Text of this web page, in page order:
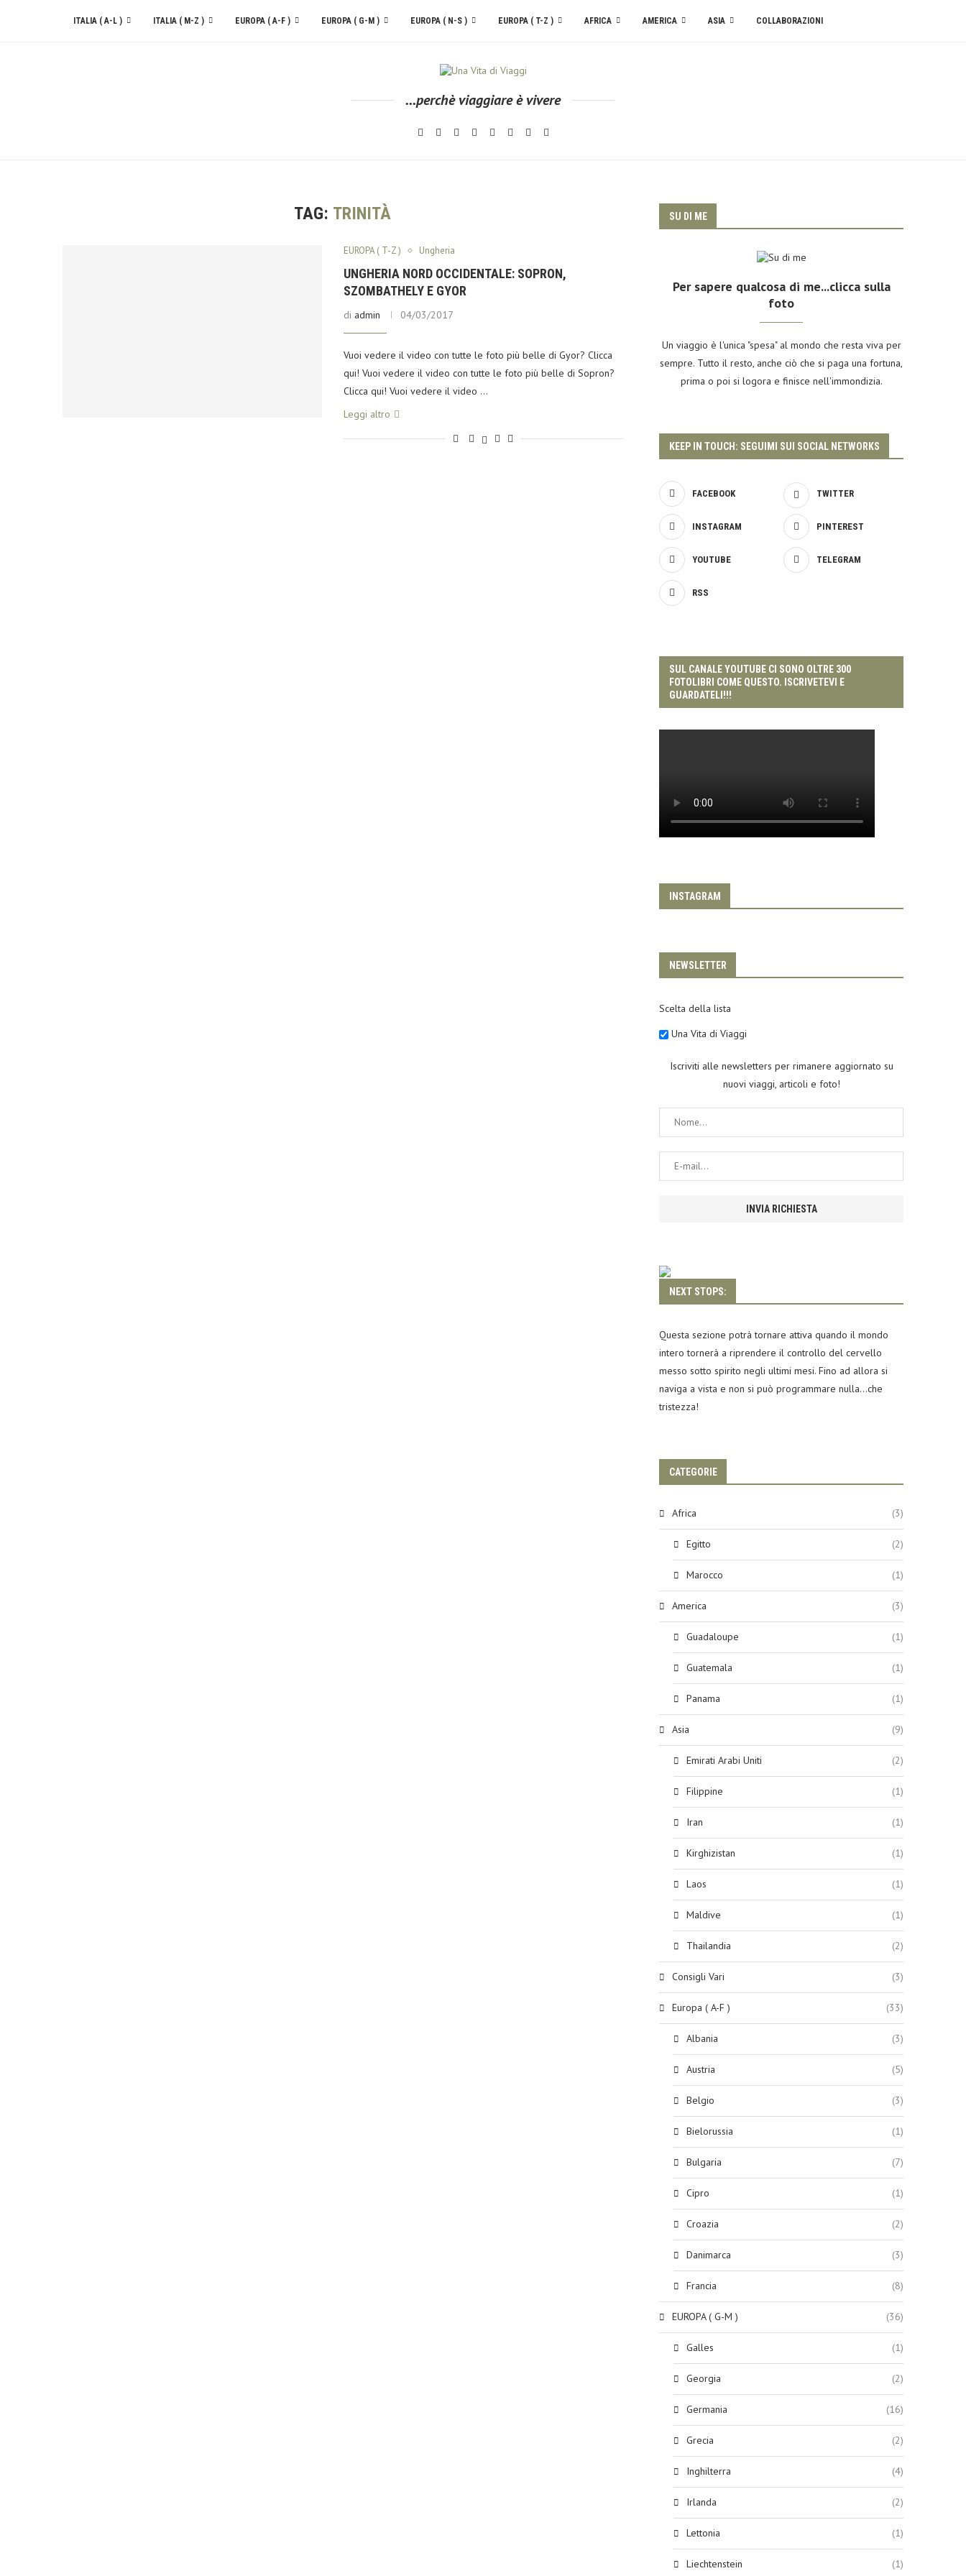
ITALIA ( A-L ) ITALIA ( M-Z ) EUROPA ( A-F ) EUROPA ( G-M ) EUROPA ( N-S ) EUROPA ( T-Z ) AFRICA AMERICA ASIA COLLABORAZIONI
...perchè viaggiare è vivere
TAG: TRINITÀ
EUROPA ( T-Z ) Ungheria
UNGHERIA NORD OCCIDENTALE: SOPRON,
SZOMBATHELY E GYOR
di admin 04/03/2017
Vuoi vedere il video con tutte le foto più belle di Gyor? Clicca
qui! Vuoi vedere il video con tutte le foto più belle di Sopron?
Clicca qui! Vuoi vedere il video …
Leggi altro
SU DI ME
Per sapere qualcosa di me...clicca sulla
foto
Un viaggio è l'unica "spesa" al mondo che resta viva per
sempre. Tutto il resto, anche ciò che si paga una fortuna,
prima o poi si logora e finisce nell'immondizia.
KEEP IN TOUCH: SEGUIMI SUI SOCIAL NETWORKS
FACEBOOK TWITTER
INSTAGRAM PINTEREST
YOUTUBE TELEGRAM
RSS
SUL CANALE YOUTUBE CI SONO OLTRE 300
FOTOLIBRI COME QUESTO. ISCRIVETEVI E
GUARDATELI!!!
INSTAGRAM
NEWSLETTER
Scelta della lista
Una Vita di Viaggi
Iscriviti alle newsletters per rimanere aggiornato su
nuovi viaggi, articoli e foto!
NEXT STOPS:
Questa sezione potrà tornare attiva quando il mondo
intero tornerà a riprendere il controllo del cervello
messo sotto spirito negli ultimi mesi. Fino ad allora si
naviga a vista e non si può programmare nulla…che
tristezza!
CATEGORIE
Africa (3)
Egitto (2)
Marocco (1)
America (3)
Guadaloupe (1)
Guatemala (1)
Panama (1)
Asia (9)
Emirati Arabi Uniti (2)
Filippine (1)
Iran (1)
Kirghizistan (1)
Laos (1)
Maldive (1)
Thailandia (2)
Consigli Vari (3)
Europa ( A-F ) (33)
Albania (3)
Austria (5)
Belgio (3)
Bielorussia (1)
Bulgaria (7)
Cipro (1)
Croazia (2)
Danimarca (3)
Francia (8)
EUROPA ( G-M ) (36)
Galles (1)
Georgia (2)
Germania (16)
Grecia (2)
Inghilterra (4)
Irlanda (2)
Lettonia (1)
Liechtenstein (1)